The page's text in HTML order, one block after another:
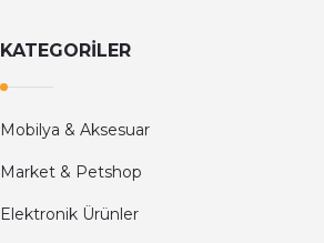
KATEGORİLER
Mobilya & Aksesuar
Market & Petshop
Elektronik Ürünler